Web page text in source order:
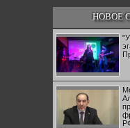
НОВОЕ